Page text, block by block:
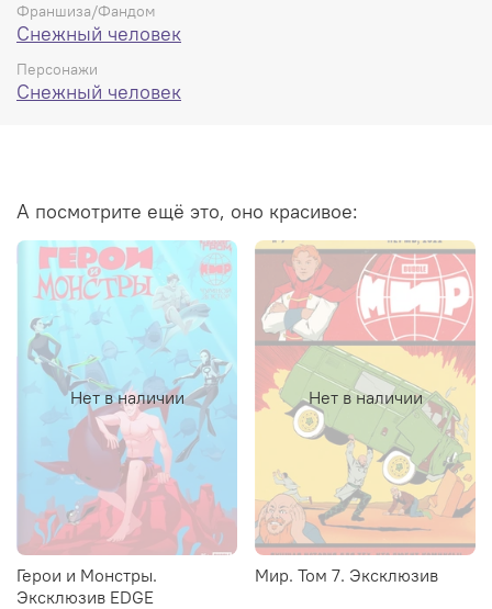
Франшиза/Фандом
Снежный человек
Персонажи
Снежный человек
А посмотрите ещё это, оно красивое:
Нет в наличии
Герои и Монстры.
Эксклюзив EDGE
Нет в наличии
Мир. Том 7. Эксклюзив